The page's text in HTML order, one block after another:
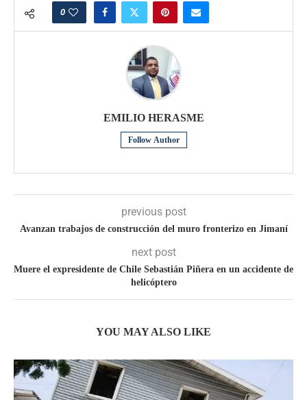
0
EMILIO HERASME
Follow Author
previous post
Avanzan trabajos de construcción del muro fronterizo en Jimaní
next post
Muere el expresidente de Chile Sebastián Piñera en un accidente de
helicóptero
YOU MAY ALSO LIKE